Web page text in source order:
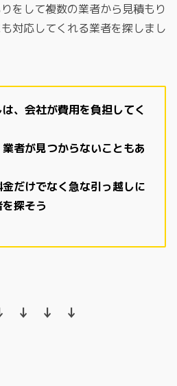
をして複数の業者から見積もり
対応してくれる業者を探しまし
、会社が費用を負担してく
者が見つからないこともあ
金だけでなく急な引っ越しに
探そう
↓ ↓ ↓